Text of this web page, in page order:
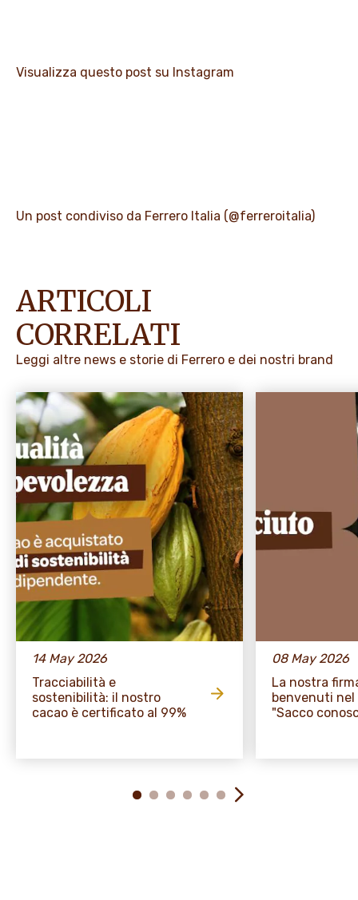
Visualizza questo post su Instagram
Un post condiviso da Ferrero Italia (@ferreroitalia)
ARTICOLI
CORRELATI
Leggi altre news e storie di Ferrero e dei nostri brand
14 May 2026
Tracciabilità e
sostenibilità: il nostro
cacao è certificato al 99%
08 May 2026
La nostra
benvenuti
"Sacco